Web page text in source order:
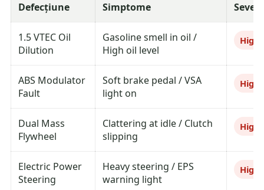
Defecțiune Simptome
1.5 VTEC Oil
Dilution
Gasoline smell in oil /
High oil level
High
ABS Modulator
Fault
Soft brake pedal / VSA
light on
High
Dual Mass
Flywheel
Clattering at idle / Clutch
slipping
High
Electric Power
Steering
Heavy steering / EPS
warning light
High